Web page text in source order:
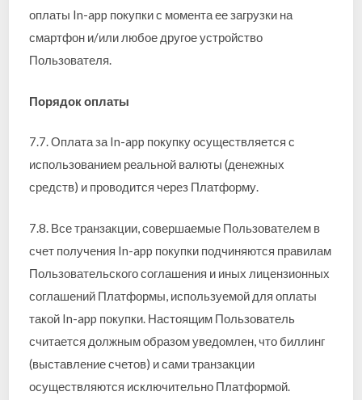
оплаты In-app покупки с момента ее загрузки на
смартфон и/или любое другое устройство
Пользователя.
Порядок оплаты
7.7. Оплата за In-app покупку осуществляется с
использованием реальной валюты (денежных
средств) и проводится через Платформу.
7.8. Все транзакции, совершаемые Пользователем в
счет получения In-app покупки подчиняются правилам
Пользовательского соглашения и иных лицензионных
соглашений Платформы, используемой для оплаты
такой In-app покупки. Настоящим Пользователь
считается должным образом уведомлен, что биллинг
(выставление счетов) и сами транзакции
осуществляются исключительно Платформой.